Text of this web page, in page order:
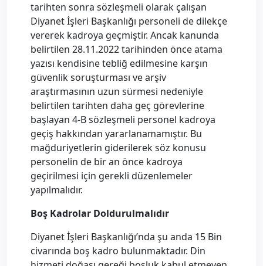
tarihten sonra sözleşmeli olarak çalışan
Diyanet İşleri Başkanlığı personeli de dilekçe
vererek kadroya geçmiştir. Ancak kanunda
belirtilen 28.11.2022 tarihinden önce atama
yazısı kendisine tebliğ edilmesine karşın
güvenlik soruşturması ve arşiv
araştırmasının uzun sürmesi nedeniyle
belirtilen tarihten daha geç görevlerine
başlayan 4-B sözleşmeli personel kadroya
geçiş hakkından yararlanamamıştır. Bu
mağduriyetlerin giderilerek söz konusu
personelin de bir an önce kadroya
geçirilmesi için gerekli düzenlemeler
yapılmalıdır.
Boş Kadrolar Doldurulmalıdır
Diyanet İşleri Başkanlığı’nda şu anda 15 Bin
civarında boş kadro bulunmaktadır. Din